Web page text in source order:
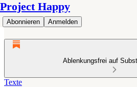
Project Happy
Abonnieren Anmelden
Ablenkungsfrei auf
Texte